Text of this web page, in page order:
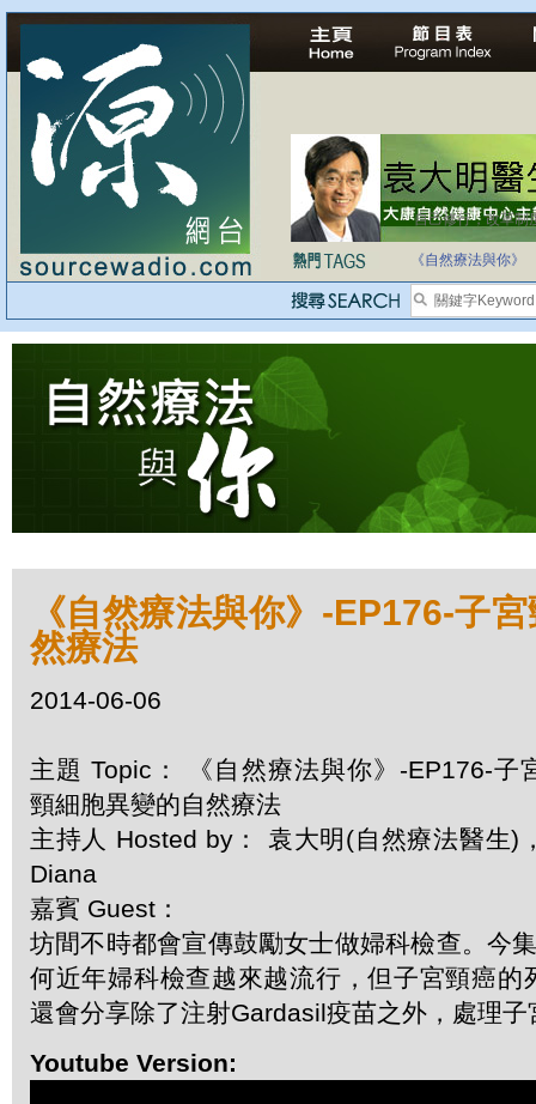
自己修行，改革制
《自然療法與你》
《自然療法與你》-EP176-子
然療法
2014-06-06
主題 Topic： 《自然療法與你》-EP176-子
頸細胞異變的自然療法
主持人 Hosted by： 袁大明(自然療法醫生)
Diana
嘉賓 Guest：
坊間不時都會宣傳鼓勵女士做婦科檢查。今
何近年婦科檢查越來越流行，但子宮頸癌的
還會分享除了注射Gardasil疫苗之外，處理
Youtube Version: